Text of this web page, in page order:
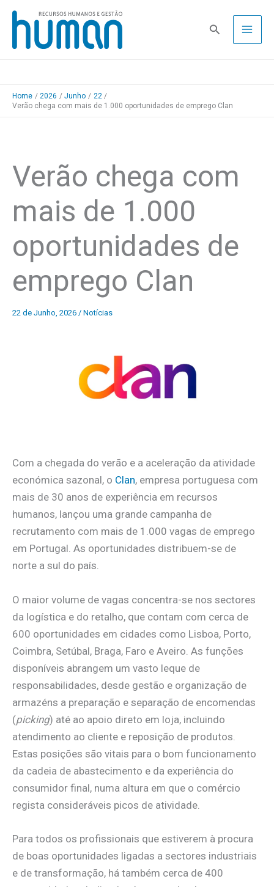
Skip
content
Pesquisa
Home 2026 Junho
22
Verão chega com mais de 1.000 oportunidades de emprego Clan
Verão chega com
mais de 1.000
oportunidades de
emprego Clan
22 de Junho, 2026 / Notícias
Com a chegada do verão e a aceleração da atividade
económica sazonal, o Clan, empresa portuguesa com
mais de 30 anos de experiência em recursos
humanos, lançou uma grande campanha de
recrutamento com mais de 1.000 vagas de emprego
em Portugal. As oportunidades distribuem-se de
norte a sul do país.
O maior volume de vagas concentra-se nos sectores
da logística e do retalho, que contam com cerca de
600 oportunidades em cidades como Lisboa, Porto,
Coimbra, Setúbal, Braga, Faro e Aveiro. As funções
disponíveis abrangem um vasto leque de
responsabilidades, desde gestão e organização de
armazéns a preparação e separação de encomendas
(picking) até ao apoio direto em loja, incluindo
atendimento ao cliente e reposição de produtos.
Estas posições são vitais para o bom funcionamento
da cadeia de abastecimento e da experiência do
consumidor final, numa altura em que o comércio
regista consideráveis picos de atividade.
Para todos os profissionais que estiverem à procura
de boas oportunidades ligadas a sectores industriais
e de transformação, há também cerca de 400